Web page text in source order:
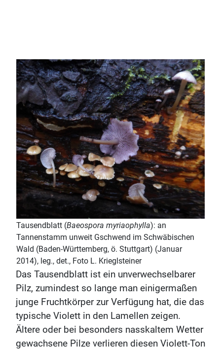
Tausendblatt (Baeospora myriaophylla): an
Tannenstamm unweit Gschwend im Schwäbischen
Wald (Baden-Württemberg, ö. Stuttgart) (Januar
2014), leg., det., Foto L. Krieglsteiner
Das Tausendblatt ist ein unverwechselbarer
Pilz, zumindest so lange man einigermaßen
junge Fruchtkörper zur Verfügung hat, die das
typische Violett in den Lamellen zeigen.
Ältere oder bei besonders nasskaltem Wetter
gewachsene Pilze verlieren diesen Violett-Ton